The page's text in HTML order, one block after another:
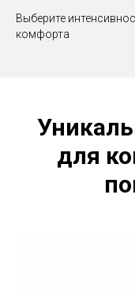
Выберите
комфорта
для